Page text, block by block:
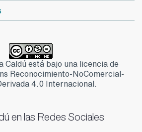
Caldú está bajo una licencia de
Reconocimiento-NoComercial-
en las Redes Sociales